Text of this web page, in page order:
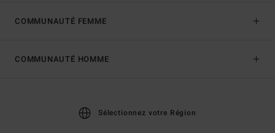
COMMUNAUTÉ FEMME
COMMUNAUTÉ HOMME
Sélectionnez votre Région